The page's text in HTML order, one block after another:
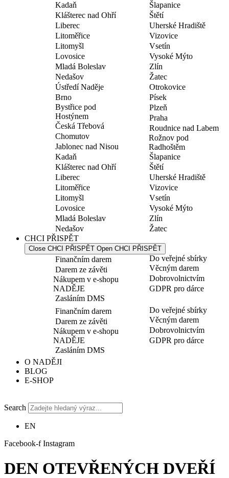
Kadaň
Klášterec nad Ohří
Liberec
Litoměřice
Litomyšl
Lovosice
Mladá Boleslav
Nedašov
Šlapanice
Štětí
Uherské Hradiště
Vizovice
Vsetín
Vysoké Mýto
Zlín
Žatec
Ústředí Naděje
Brno
Bystřice pod
Hostýnem
Česká Třebová
Chomutov
Jablonec nad Nisou
Kadaň
Klášterec nad Ohří
Liberec
Litoměřice
Litomyšl
Lovosice
Mladá Boleslav
Nedašov
Otrokovice
Písek
Plzeň
Praha
Roudnice nad Labem
Rožnov pod
Radhoštěm
Šlapanice
Štětí
Uherské Hradiště
Vizovice
Vsetín
Vysoké Mýto
Zlín
Žatec
CHCI PŘISPĚT
Close CHCI PŘISPĚT Open CHCI PŘISPĚT
Finančním darem
Darem ze závěti
Nákupem v e-shopu
NADĚJE
Zasláním DMS
Do veřejné sbírky
Věcným darem
Dobrovolnictvím
GDPR pro dárce
Finančním darem
Darem ze závěti
Nákupem v e-shopu
NADĚJE
Zasláním DMS
Do veřejné sbírky
Věcným darem
Dobrovolnictvím
GDPR pro dárce
O NADĚJI
BLOG
E-SHOP
Search
EN
Facebook-f Instagram
DEN OTEVŘENÝCH DVEŘÍ